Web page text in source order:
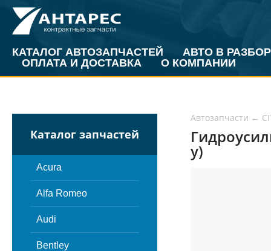
КАТАЛОГ АВТОЗАПЧАСТЕЙ
АВТО В РАЗБОР
ОПЛАТА И ДОСТАВКА
О КОМПАНИИ
Каталог запчастей
Acura
Alfa Romeo
Audi
Bentley
Автозапчасти ←
у)